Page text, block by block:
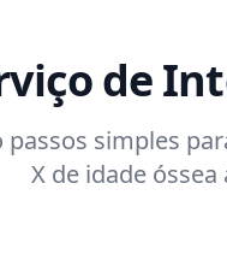
de
passos simples
X de idade